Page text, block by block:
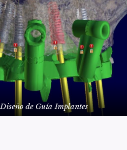
Diseño de Guía Implantes